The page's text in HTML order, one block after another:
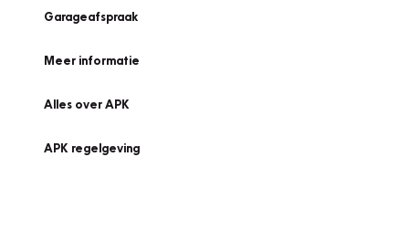
Garageafspraak
Meer informatie
Alles over APK
APK regelgeving